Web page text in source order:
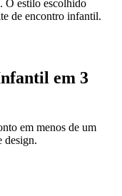
O estilo escolhido
de encontro infantil.
em 3
em menos de um
design.